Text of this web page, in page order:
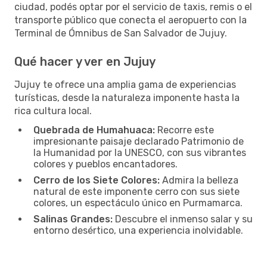
ciudad, podés optar por el servicio de taxis, remis o el
transporte público que conecta el aeropuerto con la
Terminal de Ómnibus de San Salvador de Jujuy.
Qué hacer y ver en Jujuy
Jujuy te ofrece una amplia gama de experiencias
turísticas, desde la naturaleza imponente hasta la
rica cultura local.
Quebrada de Humahuaca: Recorre este
impresionante paisaje declarado Patrimonio de
la Humanidad por la UNESCO, con sus vibrantes
colores y pueblos encantadores.
Cerro de los Siete Colores: Admira la belleza
natural de este imponente cerro con sus siete
colores, un espectáculo único en Purmamarca.
Salinas Grandes: Descubre el inmenso salar y su
entorno desértico, una experiencia inolvidable.